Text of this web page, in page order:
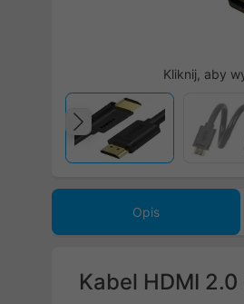
Kliknij, aby
Poprzedni
Opis
Kabel HDMI